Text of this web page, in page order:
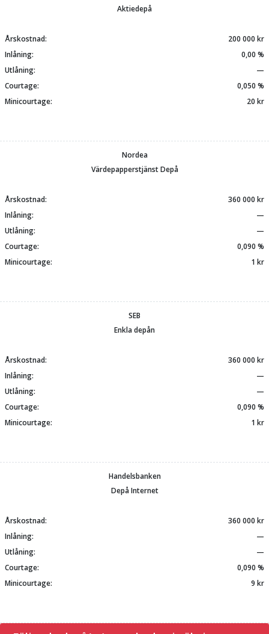
Aktiedepå
Årskostnad:
200 000 kr
Inlåning:
0,00 %
Utlåning:
—
Courtage:
0,050 %
Minicourtage:
20 kr
Nordea
Värdepapperstjänst Depå
Årskostnad:
360 000 kr
Inlåning:
—
Utlåning:
—
Courtage:
0,090 %
Minicourtage:
1 kr
SEB
Enkla depån
Årskostnad:
360 000 kr
Inlåning:
—
Utlåning:
—
Courtage:
0,090 %
Minicourtage:
1 kr
Handelsbanken
Depå Internet
Årskostnad:
360 000 kr
Inlåning:
—
Utlåning:
—
Courtage:
0,090 %
Minicourtage:
9 kr